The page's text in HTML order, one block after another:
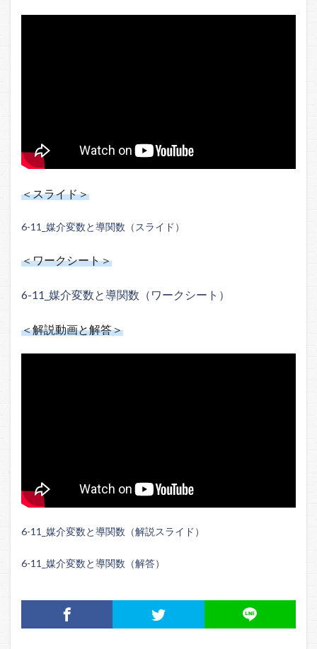
＜スライド＞
6-11_媒介変数と導関数（スライド）
＜ワークシート＞
6-11_媒介変数と導関数（ワークシート）
＜解説動画と解答＞
6-11_媒介変数と導関数（解説スライド）
6-11_媒介変数と導関数（解答）